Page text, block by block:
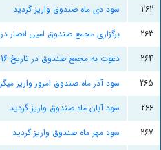
262
سود دی ماه صندوق واریز گردید
263
برگزاری مجمع صندوق امین انصار در تاریخ
264
دعوت به مجمع صندوق در تاریخ 16 دی 1398
265
سود آذر ماه صندوق امروز واریز
266
سود آبان ماه صندوق واریز گردید
267
سود مهر ماه صندوق واریز گردید